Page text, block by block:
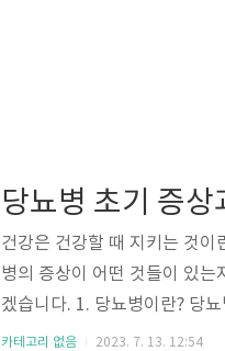
당뇨병 초기 증상
건강은 건강할 때 지키는 것이
병의 증상이 어떤 것들이 있는
겠습니다. 1. 당뇨병이란? 당
는 대사질환입니다. 당뇨는 여
카테고리 없음 2023. 7. 13. 12:54